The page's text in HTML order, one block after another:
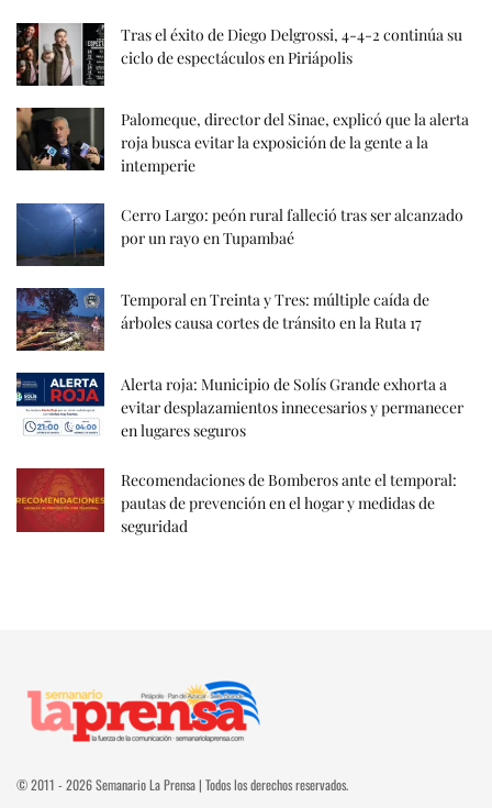
Tras el éxito de Diego Delgrossi, 4-4-2 continúa su
ciclo de espectáculos en Piriápolis
Palomeque, director del Sinae, explicó que la alerta
roja busca evitar la exposición de la gente a la
intemperie
Cerro Largo: peón rural falleció tras ser alcanzado
por un rayo en Tupambaé
Temporal en Treinta y Tres: múltiple caída de
árboles causa cortes de tránsito en la Ruta 17
Alerta roja: Municipio de Solís Grande exhorta a
evitar desplazamientos innecesarios y permanecer
en lugares seguros
Recomendaciones de Bomberos ante el temporal:
pautas de prevención en el hogar y medidas de
seguridad
© 2011 - 2026 Semanario La Prensa | Todos los derechos reservados.